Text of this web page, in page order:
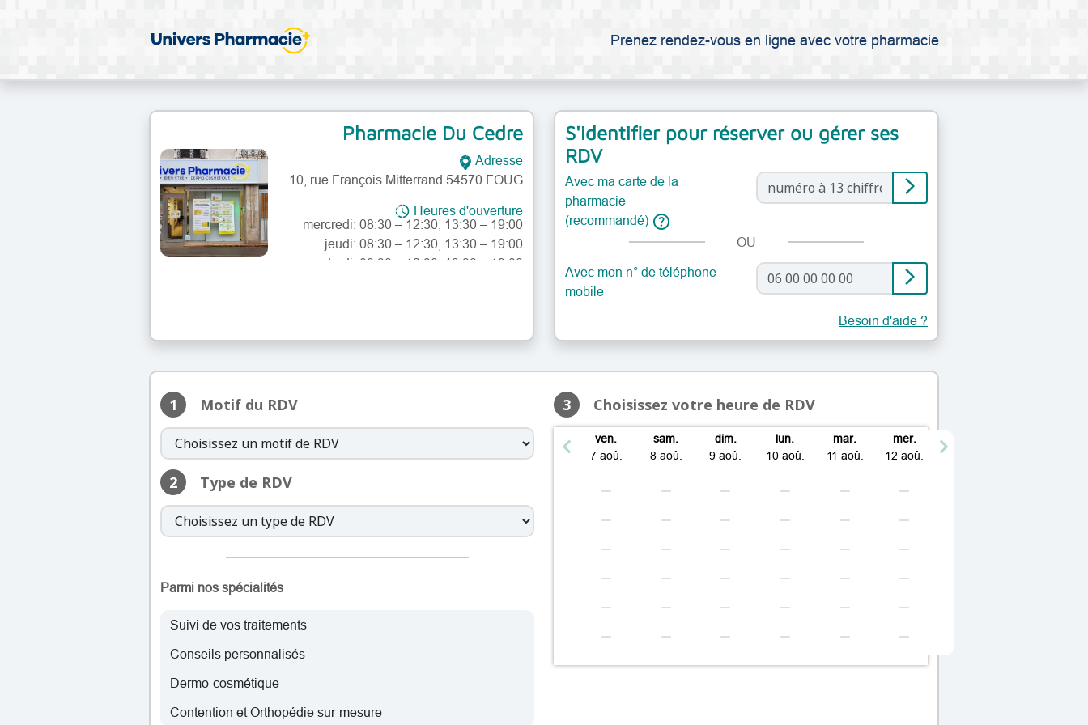
Prenez rendez-vous en ligne avec votre pharmacie
Pharmacie Du Cedre
Adresse
10, rue François Mitterrand 54570 FOUG
Heures d'ouverture
lundi: 08:30 – 12:30, 13:30 – 19:00
mardi: 08:30 – 12:30, 13:30 – 19:00
mercredi: 08:30 – 12:30, 13:30 – 19:00
jeudi: 08:30 – 12:30, 13:30 – 19:00
vendredi: 08:30 – 12:30, 13:30 – 19:00
lundi: 08:30 – 12:30, 13:30 – 19:00
mercredi: 08:30 – 12:30, 13:30 – 19:00
dimanche: Fermé
mardi: 08:30 – 12:30, 13:30 – 19:00
mercredi: 08:30 – 12:30, 13:30 – 19:00
jeudi: 08:30 – 12:30, 13:30 – 19:00
S'identifier pour réserver ou gérer ses
RDV
Avec ma carte de la
pharmacie
(recommandé) help
arrow_forward_ios
OU
Avec mon n° de téléphone
mobile
arrow_forward_ios
Besoin d'aide ?
1 Motif du RDV
2 Type de RDV
Parmi nos spécialités
Suivi de vos traitements
Conseils personnalisés
Dermo-cosmétique
Contention et Orthopédie sur-mesure
3 Choisissez votre heure de RDV
ven.
7 aoû.
sam.
8 aoû.
dim.
9 aoû.
lun.
10 aoû.
mar.
11 aoû.
mer.
12 aoû.